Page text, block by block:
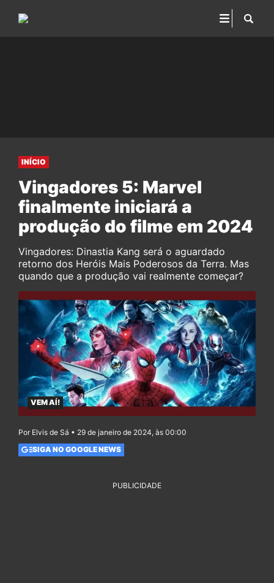
INÍCIO
Vingadores 5: Marvel
finalmente iniciará a
produção do filme em 2024
Vingadores: Dinastia Kang será o aguardado
retorno dos Heróis Mais Poderosos da Terra. Mas
quando que a produção vai realmente começar?
VEM AÍ!
Por Elvis de Sá • 29 de janeiro de 2024, às 00:00
SIGA NO GOOGLE NEWS
PUBLICIDADE